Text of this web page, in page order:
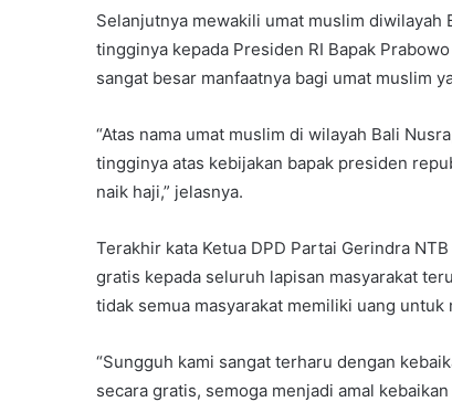
Selanjutnya mewakili umat muslim
tingginya kepada Presiden RI Bapak
sangat besar manfaatnya bagi umat muslim
“Atas nama umat muslim di wilayah Bali
tingginya atas kebijakan bapak presiden
naik haji,” jelasnya.
Terakhir kata Ketua DPD Partai Gerindra
gratis kepada seluruh lapisan masyarakat
tidak semua masyarakat memiliki uang
“Sungguh kami sangat terharu dengan
secara gratis, semoga menjadi amal